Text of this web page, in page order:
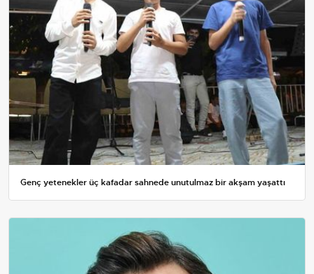
Genç yetenekler üç kafadar sahnede unutulmaz bir akşam yaşattı